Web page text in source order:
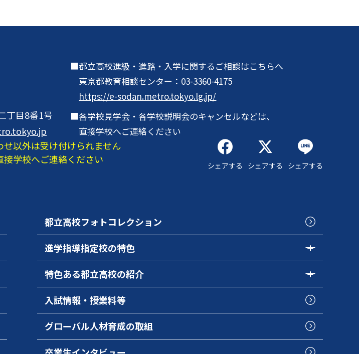
丁目8番1号
都立高校進級・進路・入学に関するご相談はこちらへ
東京都教育相談センター： 03-3360-4175
https://e-sodan.metro.tokyo.lg.jp/
各学校見学会・各学校説明会のキャンセルなどは、
直接学校へご連絡ください
以外は受け付けられません
学校へご連絡ください
シェアする シェアする シェアする
都立高校フォトコレクション
進学指導指定校の特色
特色ある都立高校の紹介
入試情報・授業料等
グローバル人材育成の取組